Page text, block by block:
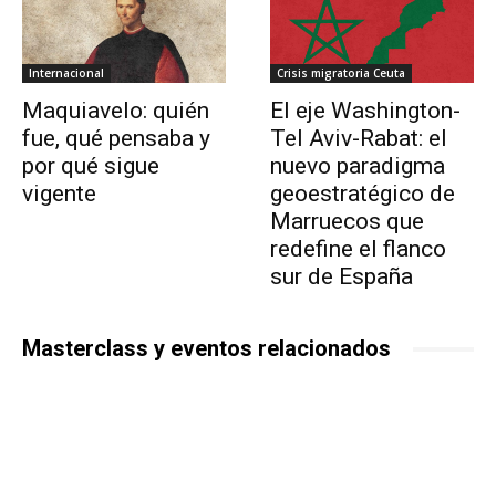
Internacional
Maquiavelo: quién
fue, qué pensaba y
por qué sigue
vigente
Crisis migratoria Ceuta
El eje Washington-
Tel Aviv-Rabat: el
nuevo paradigma
geoestratégico de
Marruecos que
redefine el flanco
sur de España
Masterclass y eventos relacionados